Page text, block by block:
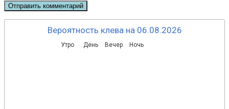
Вероятность клева на 06.08.2026
Утро День Вечер Ночь